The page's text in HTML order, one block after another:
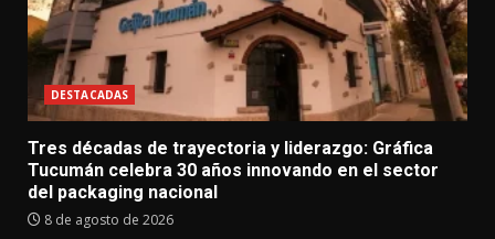
DESTACADAS
Tres décadas de trayectoria y liderazgo: Gráfica
Tucumán celebra 30 años innovando en el sector
del packaging nacional
8 de agosto de 2026